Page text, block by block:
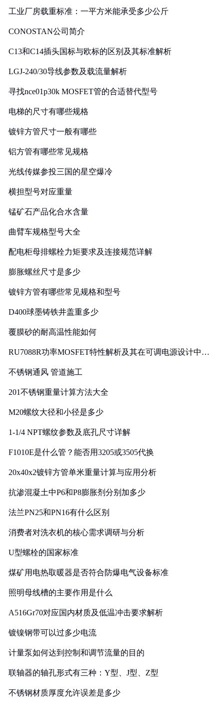
工业厂房载重标准：一平方米能承受多少公斤
CONOSTAN公司简介
C13和C14插头国标与欧标的区别及其标准解析
LGJ-240/30导线参数及载流量解析
寻找nce01p30k MOSFET管的合适替代型号
电梯的尺寸有哪些规格
镀锌方管尺寸一般有哪些
铝方管有哪些常见规格
光线传媒参投三国的星空爆冷
横担型号对应重量
锰矿石产品化合水含量
曲臂车规格型号大全
配电柜母排螺栓力矩要求及连接规范详解
膨胀螺丝尺寸是多少
镀锌方管有哪些常见规格和型号
D400球墨铸铁井盖重多少
覆膜砂的耐高温性能如何
RU7088R功率MOSFET特性解析及其在可调电源设计中的
不锈钢通风 管道施工
201不锈钢重量计算方法大全
M20螺纹大径和小径是多少
1-1/4 NPT螺纹参数及底孔尺寸详解
F1010E是什么管？能否用3205或3505代换
20x40x2镀锌方管单米重量计算与应用分析
抗渗混凝土中P6和P8膨胀剂分别加多少
法兰PN25和PN16有什么区别
消费者对洗衣机的核心需求调研与分析
U型螺栓的国家标准
煤矿用电热取暖器是否符合防爆电气设备标准
照明母线槽的主要作用是什么
A516Gr70对应国内材质及低温冲击要求解析
镀镍钢带可以过多少电流
计量泵如何达到控制和调节流量的目的
联轴器的轴孔形式有三种：Y型、J型、Z型
不锈钢材质厚度允许误差是多少